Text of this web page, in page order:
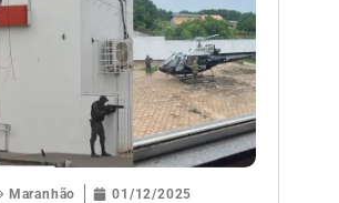
Maranhão 01/12/2025